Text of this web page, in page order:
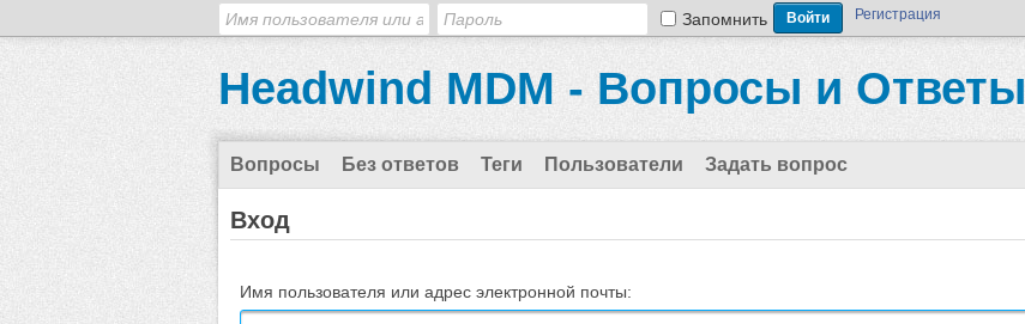
Запомнить Регистрация
Headwind MDM - Вопросы и Ответы
Вопросы Без ответов Теги Пользователи Задать вопрос
Вход
Имя пользователя или адрес электронной почты: